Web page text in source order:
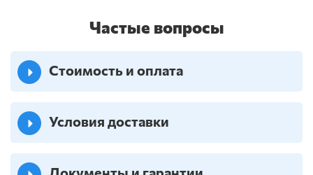
Частые вопросы
Стоимость и оплата
Условия доставки